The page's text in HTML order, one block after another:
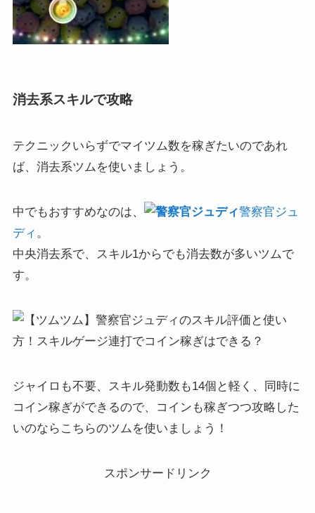
消去系スキルで攻略
テクニックいらずでマイツム数を稼ぎたいのであれ
ば、消去系ツムを使いましょう。
中でもおすすめなのは、
警察官ジュ
ディ 。
中央消去系で、スキル1からでも消去数が多いツムで
す。
ジャイロも不要、スキル発動数も14個と軽く、同時に
コイン稼ぎができるので、コインも稼ぎつつ攻略した
いのならこちらのツムを使いましょう！
スポンサードリンク